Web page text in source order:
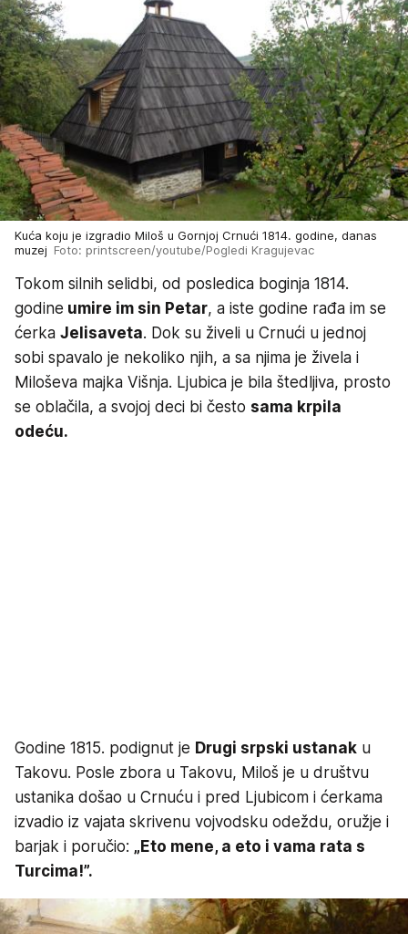
Kuća koju je izgradio Miloš u Gornjoj Crnući 1814. godine, danas
muzej Foto: printscreen/youtube/Pogledi Kragujevac
Tokom silnih selidbi, od posledica boginja 1814.
godine umire im sin Petar, a iste godine rađa im se
ćerka Jelisaveta. Dok su živeli u Crnući u jednoj
sobi spavalo je nekoliko njih, a sa njima je živela i
Miloševa majka Višnja. Ljubica je bila štedljiva, prosto
se oblačila, a svojoj deci bi često sama krpila
odeću.
Godine 1815. podignut je Drugi srpski ustanak u
Takovu. Posle zbora u Takovu, Miloš je u društvu
ustanika došao u Crnuću i pred Ljubicom i ćerkama
izvadio iz vajata skrivenu vojvodsku odeždu, oružje i
barjak i poručio: „Eto mene, a eto i vama rata s
Turcima!”.